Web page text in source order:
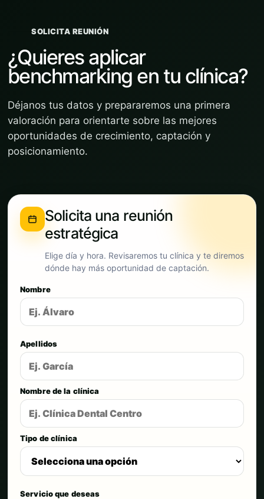
SOLICITA REUNIÓN
¿Quieres aplicar
benchmarking en tu clínica?
Déjanos tus datos y prepararemos una primera
valoración para orientarte sobre las mejores
oportunidades de crecimiento, captación y
posicionamiento.
Solicita una reunión
estratégica
Elige día y hora. Revisaremos tu clínica y te diremos
dónde hay más oportunidad de captación.
Nombre
Apellidos
Nombre de la clínica
Tipo de clínica
Servicio que deseas